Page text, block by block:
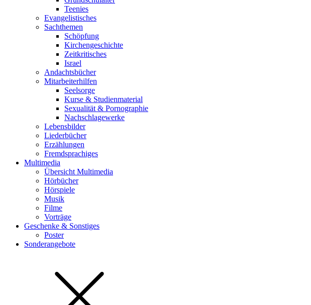
Teenies
Evangelistisches
Sachthemen
Schöpfung
Kirchengeschichte
Zeitkritisches
Israel
Andachtsbücher
Mitarbeiterhilfen
Seelsorge
Kurse & Studienmaterial
Sexualität & Pornographie
Nachschlagewerke
Lebensbilder
Liederbücher
Erzählungen
Fremdsprachiges
Multimedia
Übersicht Multimedia
Hörbücher
Hörspiele
Musik
Filme
Vorträge
Geschenke & Sonstiges
Poster
Sonderangebote